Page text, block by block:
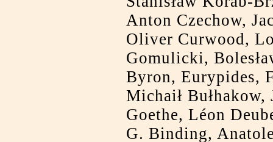
Anton Czechow,
Oliver Curwood,
Gomulicki,
Byron, Eurypides,
Michaił
Goethe, Léon
G. Binding,